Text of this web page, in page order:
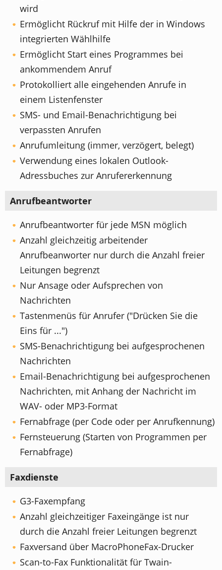
wird
Ermöglicht Rückruf mit Hilfe der in Windows
integrierten Wählhilfe
Ermöglicht Start eines Programmes bei
ankommendem Anruf
Protokolliert alle eingehenden Anrufe in
einem Listenfenster
SMS- und Email-Benachrichtigung bei
verpassten Anrufen
Anrufumleitung (immer, verzögert, belegt)
Verwendung eines lokalen Outlook-
Adressbuches zur Anrufererkennung
Anrufbeantworter
Anrufbeantworter für jede MSN möglich
Anzahl gleichzeitig arbeitender
Anrufbeanworter nur durch die Anzahl freier
Leitungen begrenzt
Nur Ansage oder Aufsprechen von
Nachrichten
Tastenmenüs für Anrufer ("Drücken Sie die
Eins für ...")
SMS-Benachrichtigung bei aufgesprochenen
Nachrichten
Email-Benachrichtigung bei aufgesprochenen
Nachrichten, mit Anhang der Nachricht im
WAV- oder MP3-Format
Fernabfrage (per Code oder per Anrufkennung)
Fernsteuerung (Starten von Programmen per
Fernabfrage)
Faxdienste
G3-Faxempfang
Anzahl gleichzeitiger Faxeingänge ist nur
durch die Anzahl freier Leitungen begrenzt
Faxversand über MacroPhoneFax-Drucker
Scan-to-Fax Funktionalität für Twain-